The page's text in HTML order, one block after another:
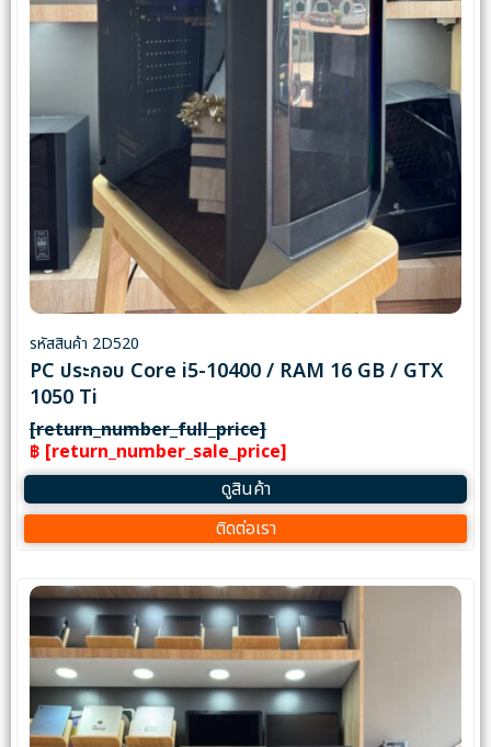
รหัสสินค้า 2D520
PC ประกอบ Core i5-10400 / RAM 16 GB / GTX
1050 Ti
[return_number_full_price]
฿ [return_number_sale_price]
ดูสินค้า
ติดต่อเรา